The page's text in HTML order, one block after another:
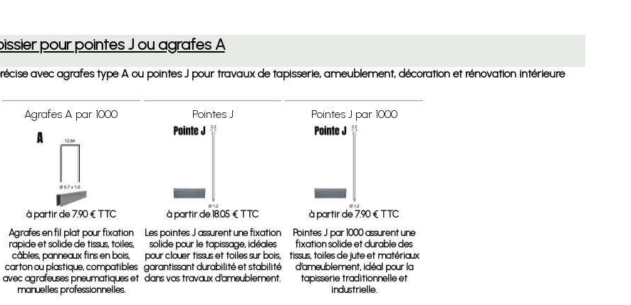
pour pointes J ou agrafes A
avec agrafes type A ou pointes J pour travaux de tapisserie, ameublement, décoration et rénovation intérieure
Agrafes A par 1000
à partir de 7.90 € TTC
Agrafes en fil plat pour fixation
rapide et solide de tissus, toiles,
câbles, panneaux fins en bois,
carton ou plastique, compatibles
avec agrafeuses pneumatiques et
manuelles professionnelles.
Pointes J
à partir de 18.05 € TTC
Les pointes J assurent une fixation
solide pour le tapissage, idéales
pour clouer tissus et toiles sur bois,
garantissant durabilité et stabilité
dans vos travaux d’ameublement.
Pointes J par 1000
à partir de 7.90 € TTC
Pointes J par 1000assurent une
fixation solide et durable des
tissus, toiles de jute et matériaux
d’ameublement, idéal pour la
tapisserie traditionnelle et
industrielle.